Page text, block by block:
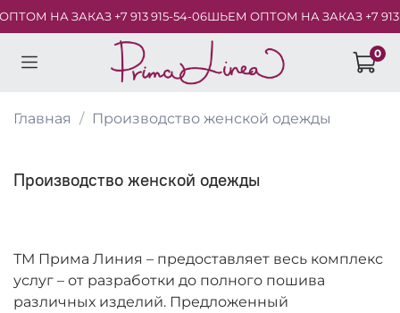
НА ЗАКАЗ +7 913 915-54-06ШЬЕМ ОПТОМ НА ЗАКАЗ +7 913
0
Главная Производство женской одежды
Производство женской одежды
ТМ Прима Линия – предоставляет весь комплекс
услуг – от разработки до полного пошива
различных изделий. Предложенный